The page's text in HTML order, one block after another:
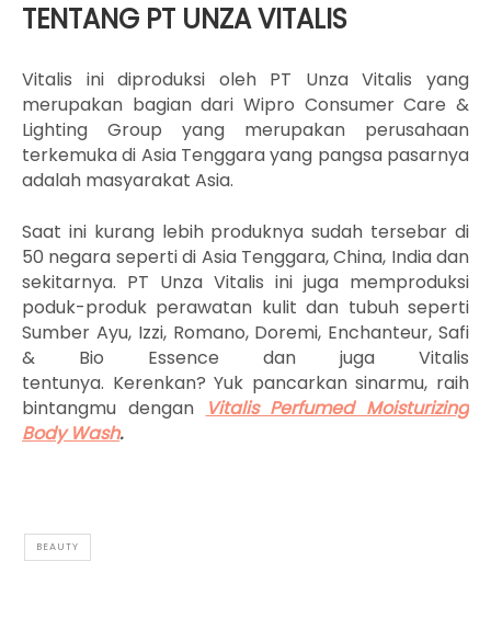
TENTANG PT UNZA VITALIS
Vitalis ini diproduksi oleh PT Unza Vitalis yang
merupakan bagian dari Wipro Consumer Care &
Lighting Group
yang merupakan perusahaan
terkemuka di Asia Tenggara yang pangsa pasarnya
adalah masyarakat Asia.
Saat ini kurang lebih produknya sudah tersebar di
50 negara seperti di Asia Tenggara, China, India dan
sekitarnya. PT Unza Vitalis ini juga memproduksi
poduk-produk perawatan kulit dan tubuh seperti
Sumber Ayu, Izzi, Romano, Doremi, Enchanteur, Safi
& Bio Essence dan juga Vitalis
tentunya. Kerenkan?Yuk pancarkan sinarmu, raih
bintangmu dengan
Vitalis Perfumed Moisturizing
Body Wash.
BEAUTY